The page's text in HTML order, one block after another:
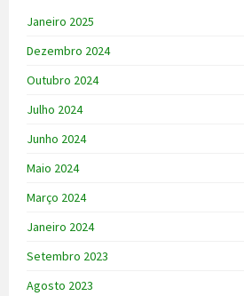
Janeiro 2025
Dezembro 2024
Outubro 2024
Julho 2024
Junho 2024
Maio 2024
Março 2024
Janeiro 2024
Setembro 2023
Agosto 2023